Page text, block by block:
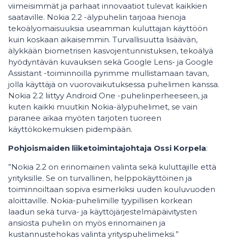
viimeisimmät ja parhaat innovaatiot tulevat kaikkien
saataville. Nokia 2.2 -älypuhelin tarjoaa hienoja
tekoälyomaisuuksia useamman kuluttajan käyttöön
kuin koskaan aikaisemmin. Turvallisuutta lisäävän,
älykkään biometrisen kasvojentunnistuksen, tekoälyä
hyödyntävän kuvauksen sekä Google Lens- ja Google
Assistant -toiminnoilla pyrimme mullistamaan tavan,
jolla käyttäjä on vuorovaikutuksessa puhelimen kanssa.
Nokia 2.2 liittyy Android One -puhelinperheeseen, ja
kuten kaikki muutkin Nokia-älypuhelimet, se vain
paranee aikaa myöten tarjoten tuoreen
käyttökokemuksen pidempään.
Pohjoismaiden liiketoimintajohtaja Ossi Korpela:
”Nokia 2.2 on erinomainen valinta sekä kuluttajille että
yrityksille. Se on turvallinen, helppokäyttöinen ja
toiminnoiltaan sopiva esimerkiksi uuden kouluvuoden
aloittaville. Nokia-puhelimille tyypillisen korkean
laadun sekä turva- ja käyttöjärjestelmäpäivitysten
ansiosta puhelin on myös erinomainen ja
kustannustehokas valinta yrityspuhelimeksi.”